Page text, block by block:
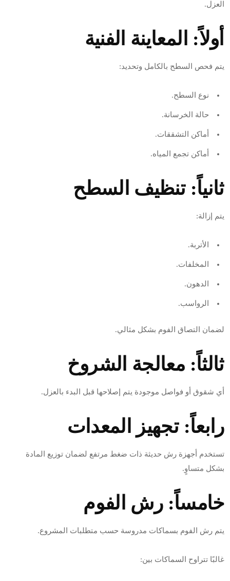
العزل.
أولاً: المعاينة الفنية
يتم فحص السطح بالكامل وتحديد:
نوع السطح.
حالة الخرسانة.
أماكن التشققات.
أماكن تجمع المياه.
ثانياً: تنظيف السطح
يتم إزالة:
الأتربة.
المخلفات.
الدهون.
الرواسب.
لضمان التصاق الفوم بشكل مثالي.
ثالثاً: معالجة الشروخ
أي شقوق أو فواصل موجودة يتم إصلاحها قبل البدء بالعزل.
رابعاً: تجهيز المعدات
تستخدم أجهزة رش حديثة ذات ضغط مرتفع لضمان توزيع المادة
بشكل متساوٍ.
خامساً: رش الفوم
يتم رش الفوم بسماكات مدروسة حسب متطلبات المشروع.
غالبًا تتراوح السماكات بين: